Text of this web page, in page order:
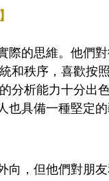
際的思維。他們
和秩序，喜歡按
分析能力十分出
也具備一種堅定
向，但他們對朋